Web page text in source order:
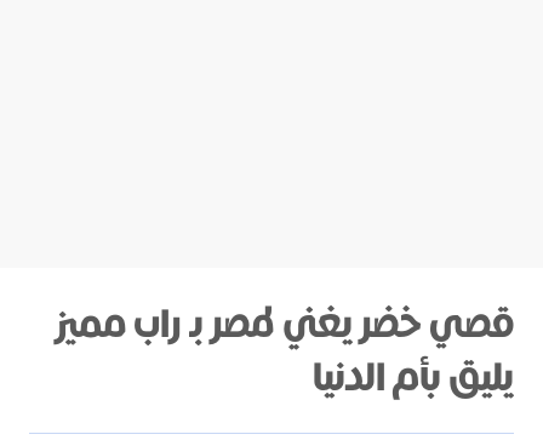
قصي خضر يغني لمصر بـ راب مميز
يليق بأم الدنيا